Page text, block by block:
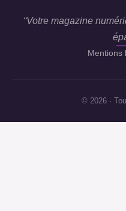
“Votre magazine
Mentions
© 2026 ·